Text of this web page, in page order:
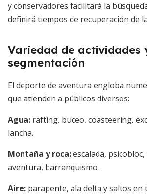
y conservadores facilitará la
definirá tiempos de recuperación de
Variedad de actividades
segmentación
El deporte de aventura engloba
que atienden a públicos diversos:
Agua: rafting, buceo, coasteering,
lancha.
Montaña y roca:escalada,
aventura, barranquismo.
Aire: parapente, ala delta y saltos en